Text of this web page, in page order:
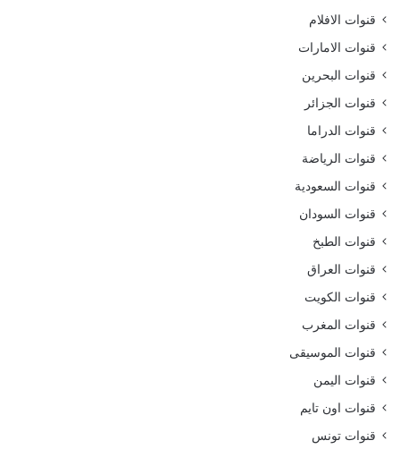
قنوات الافلام
قنوات الامارات
قنوات البحرين
قنوات الجزائر
قنوات الدراما
قنوات الرياضة
قنوات السعودية
قنوات السودان
قنوات الطبخ
قنوات العراق
قنوات الكويت
قنوات المغرب
قنوات الموسيقى
قنوات اليمن
قنوات اون تايم
قنوات تونس